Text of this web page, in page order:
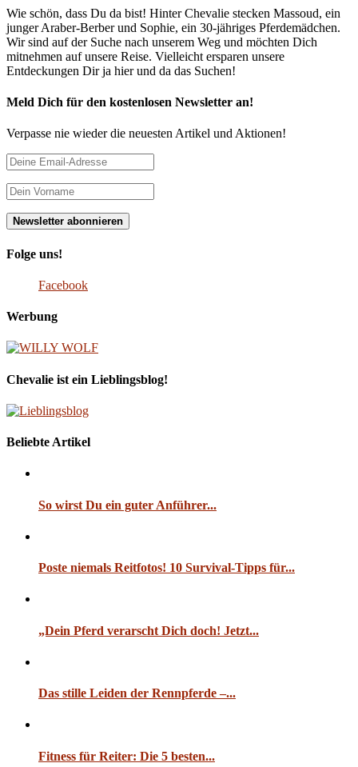
Wie schön, dass Du da bist! Hinter Chevalie stecken Massoud, ein
junger Araber-Berber und Sophie, ein 30-jähriges Pferdemädchen.
Wir sind auf der Suche nach unserem Weg und möchten Dich
mitnehmen auf unsere Reise. Vielleicht ersparen unsere
Entdeckungen Dir ja hier und da das Suchen!
Meld Dich für den kostenlosen Newsletter an!
Verpasse nie wieder die neuesten Artikel und Aktionen!
Folge uns!
Facebook
Werbung
Chevalie ist ein Lieblingsblog!
Beliebte Artikel
So wirst Du ein guter Anführer...
Poste niemals Reitfotos! 10 Survival-Tipps für...
„Dein Pferd verarscht Dich doch! Jetzt...
Das stille Leiden der Rennpferde –...
Fitness für Reiter: Die 5 besten...